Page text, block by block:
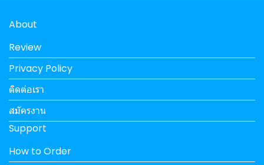
About
Review
Privacy Policy
ติดต่อเรา
สมัครงาน
Support
How to Order